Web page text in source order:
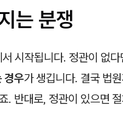
는 분쟁
서 시작됩니다. 정관이 없다
경우가 생깁니다. 결국 법
. 반대로, 정관이 있으면